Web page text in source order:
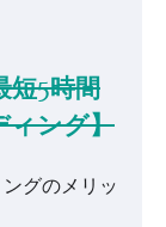
短5時間
ィング】
グのメリッ